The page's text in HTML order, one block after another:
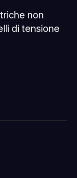
non
di tensione